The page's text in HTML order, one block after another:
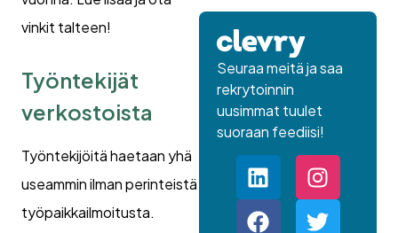
vinkit talteen!
Työntekijät
verkostoista
Työntekijöitä haetaan yhä
useammin ilman perinteistä
työpaikkailmoitusta.
Seuraa meitä ja saa
rekrytoinnin
uusimmat tuulet
suoraan feediisi!